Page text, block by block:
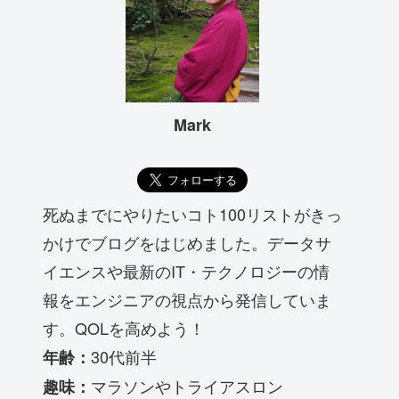
Mark
死ぬまでにやりたいコト100リストがきっ
かけでブログをはじめました。データサ
イエンスや最新のIT・テクノロジーの情
報をエンジニアの視点から発信していま
す。QOLを高めよう！
年齢： 30代前半
趣味： マラソンやトライアスロン